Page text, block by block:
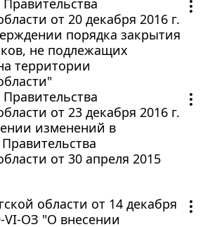
от 20 декабря 2016 г.
порядка закрытия
не подлежащих
территории
от 23 декабря 2016 г.
изменений в
от 30 апреля 2015
области от 14 декабря
VI-ОЗ "О внесении